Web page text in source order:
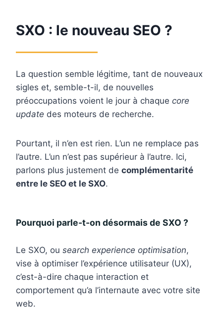
SXO : le nouveau SEO ?
La question semble légitime, tant de nouveaux
sigles et, semble-t-il, de nouvelles
préoccupations voient le jour à chaque core
update des moteurs de recherche.
Pourtant, il n’en est rien. L’un ne remplace pas
l’autre. L’un n’est pas supérieur à l’autre. Ici,
parlons plus justement de complémentarité
entre le SEO et le SXO.
Pourquoi parle-t-on désormais de SXO ?
Le SXO, ou search experience optimisation,
vise à optimiser l’expérience utilisateur (UX),
c’est-à-dire chaque interaction et
comportement qu’a l’internaute avec votre site
web.